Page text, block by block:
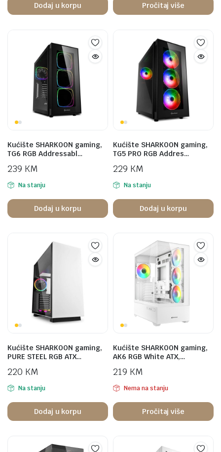
Dodaj u korpu Pročitaj više
Kućište SHARKOON gaming,
TG6 RGB Addressabl…
239 KM
Na stanju
Dodaj u korpu
Kućište SHARKOON gaming,
TG5 PRO RGB Addres…
229 KM
Na stanju
Dodaj u korpu
Kućište SHARKOON gaming,
PURE STEEL RGB ATX…
220 KM
Na stanju
Dodaj u korpu
Kućište SHARKOON gaming,
AK6 RGB White ATX,…
219 KM
Nema na stanju
Pročitaj više